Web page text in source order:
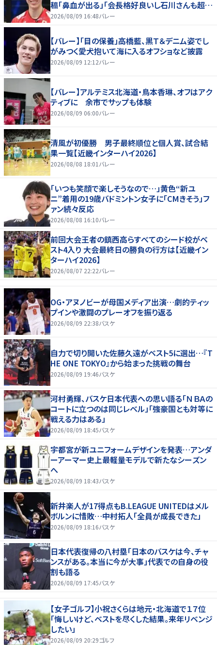
稿「鼻血が出る」「会長格好良いし石川さんも超格
好いい」
2026/08/09 16:48バレー
【バレー】「目の保養」高橋藍、黒Ｔ＆デニム姿でし
がみつく愛犬抱いて海に入るオフショなど披露
2026/08/09 12:12バレー
【バレー】アルテミス北海道・鳥本香琳、オフはアク
ティブに 余市でサップも体験
2026/08/09 06:00バレー
清風が初優勝 男子最終順位と個人賞、試合結
果一覧【近畿インターハイ2026】
2026/08/08 18:01 バレー
「いつも笑顔で楽しそうなので…」黄色“新ユ
ニ”着用の19歳バドミントン女子に「CMきそう」フ
ァン続々反応
2026/08/08 16:10バレー
前回大会王者の鎮西高らすべてのシード校がベ
スト4入り 大会最終日の勝負の行方は【近畿イン
ターハイ2026】
2026/08/07 22:22バレー
OG・アヌノビーが母国メディア出演…劇的ティッ
プインや激闘のプレーオフを振り返る
2026/08/09 22:38バスケ
自力で切り開いた佐藤久遠がベスト5に選出…『T
HE ONE TOKYO』から始まった挑戦の舞台
2026/08/09 19:46バスケ
河村勇輝、バスケ日本代表への思い語る「ＮＢＡの
コートに立つのは同じレベル」「強豪国とも対等に
戦える力はある」
2026/08/09 18:45バスケ
宇都宮が新ユニフォームデザインを発表…アンダ
ーアーマー史上最軽量モデルで新たなシーズン
へ
2026/08/09 18:43バスケ
新井楽人が17得点もB.LEAGUE UNITEDはメル
ボルンに惜敗…中村拓人「全員が成長できた」
2026/08/09 18:16バスケ
日本代表復帰の八村塁「日本のバスケは今、チャ
ンスがある。本当に今が大事」代表での自身の役
割も語る
2026/08/09 17:45バスケ
【女子ゴルフ】小祝さくらは地元・北海道で１７位
「悔しいけど、ベストを尽くした結果。来年リベンジ
したい」
2026/08/09 20:29ゴルフ